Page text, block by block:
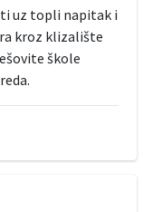
uz topli napitak i
kroz klizalište
škole